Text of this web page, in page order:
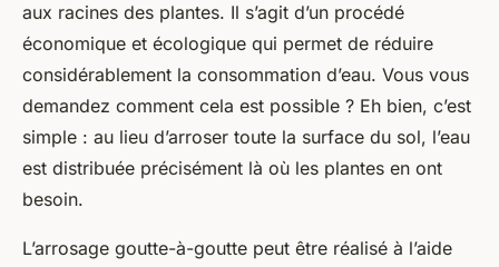
aux racines des plantes. Il s’agit d’un procédé
économique et écologique qui permet de réduire
considérablement la consommation d’eau. Vous vous
demandez comment cela est possible ? Eh bien, c’est
simple : au lieu d’arroser toute la surface du sol, l’eau
est distribuée précisément là où les plantes en ont
besoin.
L’arrosage goutte-à-goutte peut être réalisé à l’aide